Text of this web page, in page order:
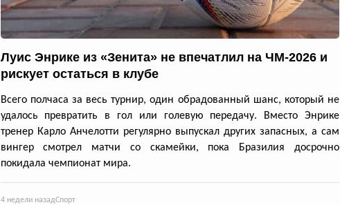
Луис Энрике из «Зенита» не впечатлил на ЧМ-2026 и
рискует остаться в клубе
Всего полчаса за весь турнир, один обрадованный шанс, который не
удалось превратить в гол или голевую передачу. Вместо Энрике
тренер Карло Анчелотти регулярно выпускал других запасных, а сам
вингер смотрел матчи со скамейки, пока Бразилия досрочно
покидала чемпионат мира.
4 недели назадСпорт